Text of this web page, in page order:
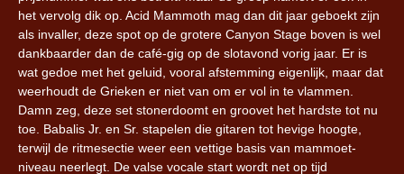
het vervolg dik op. Acid Mammoth mag dan dit jaar geboekt zijn
als invaller, deze spot op de grotere Canyon Stage boven is wel
dankbaarder dan de café-gig op de slotavond vorig jaar. Er is
wat gedoe met het geluid, vooral afstemming eigenlijk, maar dat
weerhoudt de Grieken er niet van om er vol in te vlammen.
Damn zeg, deze set stonerdoomt en groovet het hardste tot nu
toe. Babalis Jr. en Sr. stapelen die gitaren tot hevige hoogte,
terwijl de ritmesectie weer een vettige basis van mammoet-
niveau neerlegt. De valse vocale start wordt net op tijd